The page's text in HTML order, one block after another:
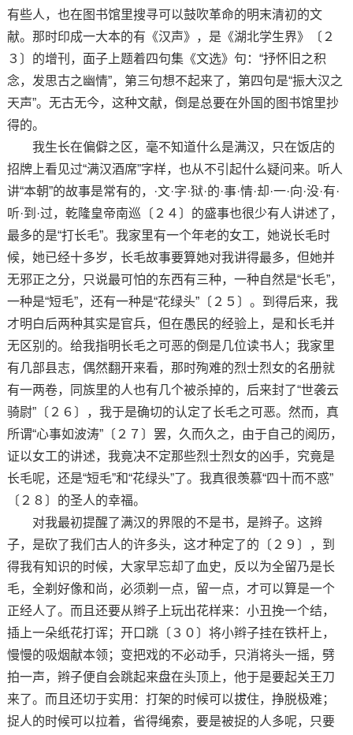
有些人，也在图书馆里搜寻可以鼓吹革命的明末清初的文
献。那时印成一大本的有《汉声》，是《湖北学生界》〔２
３〕的增刊，面子上题着四句集《文选》句：“抒怀旧之积
念，发思古之幽情”，第三句想不起来了，第四句是“振大汉之
天声”。无古无今，这种文献，倒是总要在外国的图书馆里抄
得的。
我生长在偏僻之区，毫不知道什么是满汉，只在饭店的
招牌上看见过“满汉酒席”字样，也从不引起什么疑问来。听人
讲“本朝”的故事是常有的，·文·字·狱·的·事·情·却·一·向·没·有·
听·到·过，乾隆皇帝南巡〔２４〕的盛事也很少有人讲述了，
最多的是“打长毛”。我家里有一个年老的女工，她说长毛时
候，她已经十多岁，长毛故事要算她对我讲得最多，但她并
无邪正之分，只说最可怕的东西有三种，一种自然是“长毛”，
一种是“短毛”，还有一种是“花绿头”〔２５〕。到得后来，我
才明白后两种其实是官兵，但在愚民的经验上，是和长毛并
无区别的。给我指明长毛之可恶的倒是几位读书人；我家里
有几部县志，偶然翻开来看，那时殉难的烈士烈女的名册就
有一两卷，同族里的人也有几个被杀掉的，后来封了“世袭云
骑尉”〔２６〕，我于是确切的认定了长毛之可恶。然而，真
所谓“心事如波涛”〔２７〕罢，久而久之，由于自己的阅历，
证以女工的讲述，我竟决不定那些烈士烈女的凶手，究竟是
长毛呢，还是“短毛”和“花绿头”了。我真很羡慕“四十而不惑”
〔２８〕的圣人的幸福。
对我最初提醒了满汉的界限的不是书，是辫子。这辫
子，是砍了我们古人的许多头，这才种定了的〔２９〕，到
得我有知识的时候，大家早忘却了血史，反以为全留乃是长
毛，全剃好像和尚，必须剃一点，留一点，才可以算是一个
正经人了。而且还要从辫子上玩出花样来：小丑挽一个结，
插上一朵纸花打诨；开口跳〔３０〕将小辫子挂在铁杆上，
慢慢的吸烟献本领；变把戏的不必动手，只消将头一摇，劈
拍一声，辫子便自会跳起来盘在头顶上，他于是要起关王刀
来了。而且还切于实用：打架的时候可以拔住，挣脱极难；
捉人的时候可以拉着，省得绳索，要是被捉的人多呢，只要